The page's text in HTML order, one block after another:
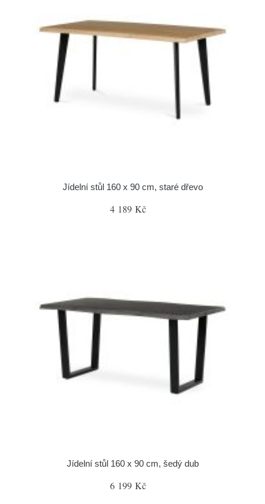
Jídelní stůl 160 x 90 cm, staré dřevo
4 189 Kč
Jídelní stůl 160 x 90 cm, šedý dub
6 199 Kč